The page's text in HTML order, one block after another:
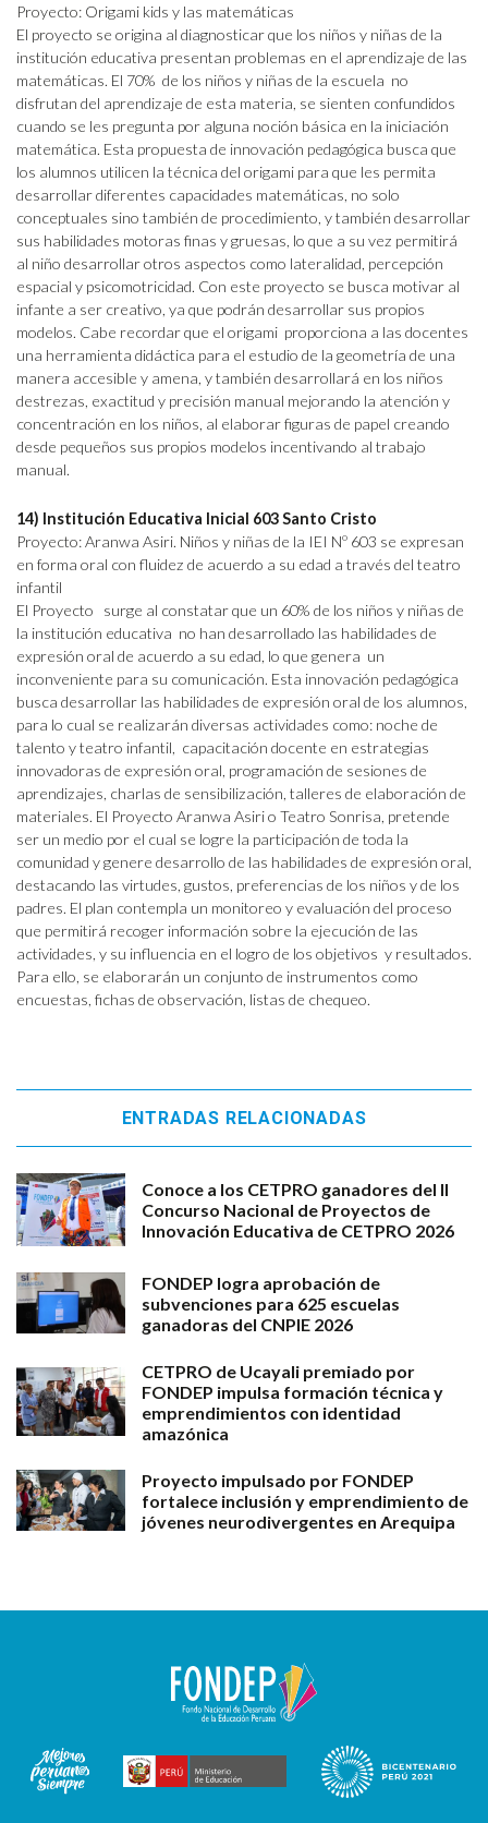
Proyecto: Origami kids y las matemáticas
El proyecto se origina al diagnosticar que los niños y niñas de la
institución educativa presentan problemas en el aprendizaje de las
matemáticas. El 70% de los niños y niñas de la escuela no
disfrutan del aprendizaje de esta materia, se sienten confundidos
cuando se les pregunta por alguna noción básica en la iniciación
matemática. Esta propuesta de innovación pedagógica busca que
los alumnos utilicen la técnica del origami para que les permita
desarrollar diferentes capacidades matemáticas, no solo
conceptuales sino también de procedimiento, y también desarrollar
sus habilidades motoras finas y gruesas, lo que a su vez permitirá
al niño desarrollar otros aspectos como lateralidad, percepción
espacial y psicomotricidad. Con este proyecto se busca motivar al
infante a ser creativo, ya que podrán desarrollar sus propios
modelos. Cabe recordar que el origami proporciona a las docentes
una herramienta didáctica para el estudio de la geometría de una
manera accesible y amena, y también desarrollará en los niños
destrezas, exactitud y precisión manual mejorando la atención y
concentración en los niños, al elaborar figuras de papel creando
desde pequeños sus propios modelos incentivando al trabajo
manual.
14) Institución Educativa Inicial 603 Santo Cristo
Proyecto: Aranwa Asiri. Niños y niñas de la IEI Nº 603 se expresan
en forma oral con fluidez de acuerdo a su edad a través del teatro
infantil
El Proyecto surge al constatar que un 60% de los niños y niñas de
la institución educativa no han desarrollado las habilidades de
expresión oral de acuerdo a su edad, lo que genera un
inconveniente para su comunicación. Esta innovación pedagógica
busca desarrollar las habilidades de expresión oral de los alumnos,
para lo cual se realizarán diversas actividades como: noche de
talento y teatro infantil, capacitación docente en estrategias
innovadoras de expresión oral, programación de sesiones de
aprendizajes, charlas de sensibilización, talleres de elaboración de
materiales. El Proyecto Aranwa Asiri o Teatro Sonrisa, pretende
ser un medio por el cual se logre la participación de toda la
comunidad y genere desarrollo de las habilidades de expresión oral,
destacando las virtudes, gustos, preferencias de los niños y de los
padres. El plan contempla un monitoreo y evaluación del proceso
que permitirá recoger información sobre la ejecución de las
actividades, y su influencia en el logro de los objetivos y resultados.
Para ello, se elaborarán un conjunto de instrumentos como
encuestas, fichas de observación, listas de chequeo.
ENTRADAS RELACIONADAS
Conoce a los CETPRO ganadores del II
Concurso Nacional de Proyectos de
Innovación Educativa de CETPRO 2026
FONDEP logra aprobación de
subvenciones para 625 escuelas
ganadoras del CNPIE 2026
CETPRO de Ucayali premiado por
FONDEP impulsa formación técnica y
emprendimientos con identidad
amazónica
Proyecto impulsado por FONDEP
fortalece inclusión y emprendimiento de
jóvenes neurodivergentes en Arequipa